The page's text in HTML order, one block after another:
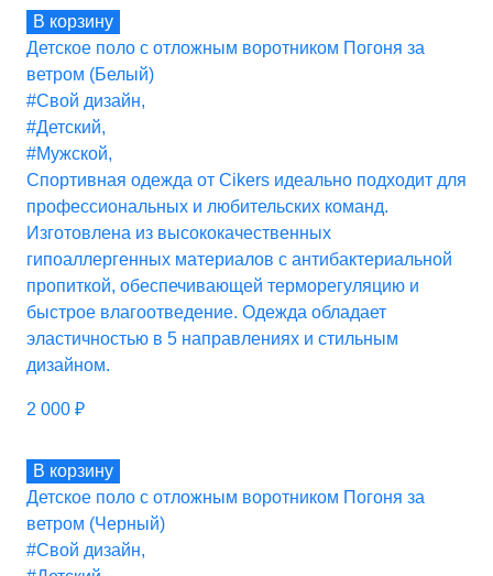
В корзину
Детское поло с отложным воротником Погоня за
ветром (Белый)
#Свой дизайн,
#Детский,
#Мужской,
Спортивная одежда от Cikers идеально подходит для
профессиональных и любительских команд.
Изготовлена из высококачественных
гипоаллергенных материалов с антибактериальной
пропиткой, обеспечивающей терморегуляцию и
быстрое влагоотведение. Одежда обладает
эластичностью в 5 направлениях и стильным
дизайном.
2 000 ₽
В корзину
Детское поло с отложным воротником Погоня за
ветром (Черный)
#Свой дизайн,